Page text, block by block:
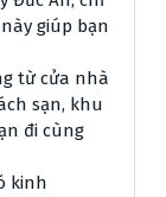
giúp bạn
từ cửa nhà
sạn, khu
đi cùng
kinh